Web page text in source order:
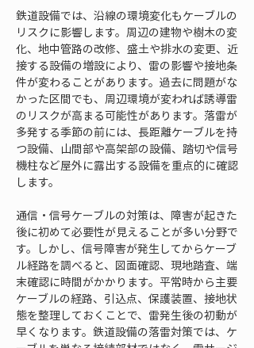
鉄道設備では、沿線の環境変化もケーブルの
リスクに影響します。周辺の建物や樹木の変
化、地中管路の改修、盛土や排水の変更、近
接する設備の増設により、雷の影響や接地条
件が変わることがあります。過去に問題がな
かった区間でも、周辺環境が変われば誘導雷
のリスクが高まる可能性があります。落雷が
多発する季節の前には、長距離ケーブルを持
つ設備、山間部や高架部の設備、踏切や信号
機柱など屋外に露出する設備を重点的に確認
します。
通信・信号ケーブルの対策は、障害が起きた
後に初めて必要性が見えることが多い分野で
す。しかし、信号障害が発生してからケーブ
ル経路を調べると、図面確認、現地踏査、端
末確認に時間がかかります。平常時から主要
ケーブルの経路、引込点、保護装置、接地状
態を整理しておくことで、雷発生後の初動が
早くなります。鉄道設備の落雷対策では、ケ